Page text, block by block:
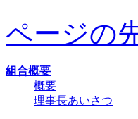
ページの
組合概要
概要
理事長あいさつ